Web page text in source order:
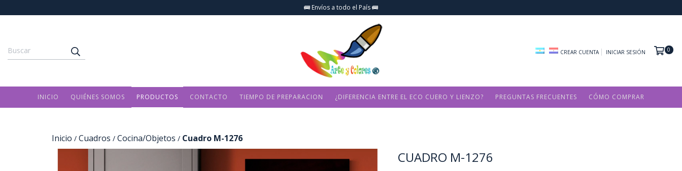
🚌 Envíos a todo el País 🚌
CREAR CUENTA INICIAR SESIÓN 0
INICIO QUIÉNES SOMOS PRODUCTOS CONTACTO TIEMPO DE PREPARACION ¿DIFERENCIA ENTRE EL ECO CUERO Y LIENZO? PREGUNTAS FRECUENTES CÓMO COMPRAR
Inicio / Cuadros / Cocina/Objetos / Cuadro M-1276
CUADRO M-1276